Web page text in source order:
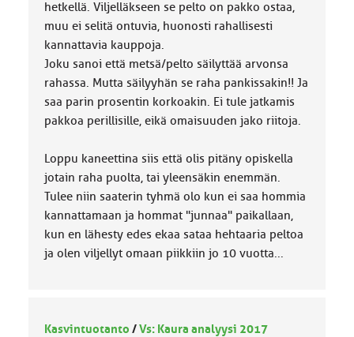
hetkellä. Viljelläkseen se pelto on pakko ostaa,
muu ei selitä ontuvia, huonosti rahallisesti
kannattavia kauppoja.
Joku sanoi että metsä/pelto säilyttää arvonsa
rahassa. Mutta säilyyhän se raha pankissakin!! Ja
saa parin prosentin korkoakin. Ei tule jatkamis
pakkoa perillisille, eikä omaisuuden jako riitoja.
Loppu kaneettina siis että olis pitäny opiskella
jotain raha puolta, tai yleensäkin enemmän.
Tulee niin saaterin tyhmä olo kun ei saa hommia
kannattamaan ja hommat "junnaa" paikallaan,
kun en lähesty edes ekaa sataa hehtaaria peltoa
ja olen viljellyt omaan piikkiin jo 10 vuotta...
Kasvintuotanto /Vs: Kaura analyysi 2017